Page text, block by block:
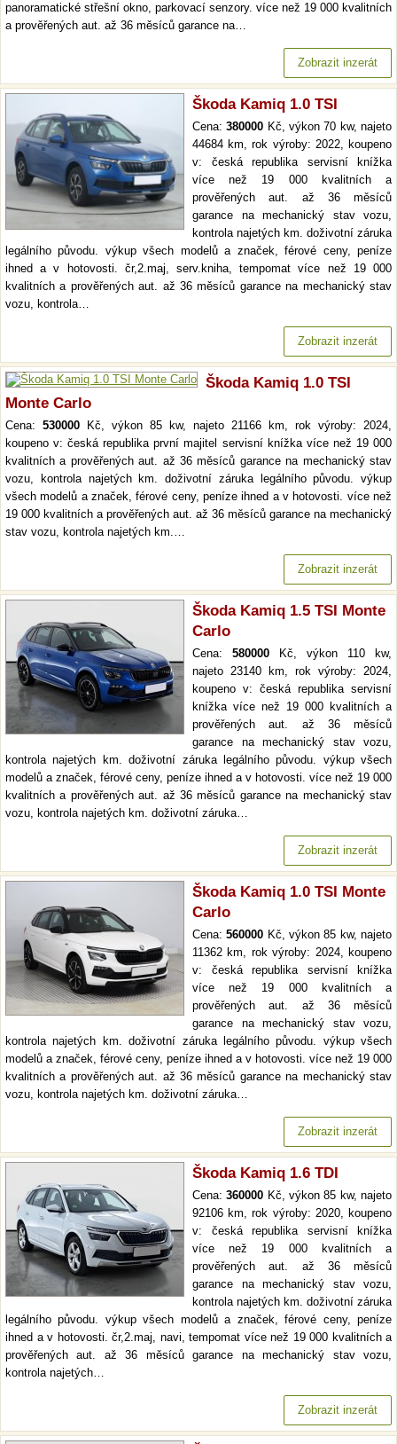
panoramatické střešní okno, parkovací senzory. více než 19 000 kvalitních
a prověřených aut. až 36 měsíců garance na…
Zobrazit inzerát
Škoda Kamiq 1.0 TSI
Cena:380000 Kč, výkon 70 kw, najeto
44684 km, rok výroby: 2022, koupeno
v: česká republika servisní knížka
více než 19 000 kvalitních a
prověřených aut. až 36 měsíců
garance na mechanický stav vozu,
kontrola najetých km. doživotní záruka
legálního původu. výkup všech modelů a značek, férové ceny, peníze
ihned a v hotovosti. čr,2.maj, serv.kniha, tempomat více než 19 000
kvalitních a prověřených aut. až 36 měsíců garance na mechanický stav
vozu, kontrola…
Zobrazit inzerát
Škoda Kamiq 1.0 TSI
Monte Carlo
Cena: 530000 Kč, výkon 85 kw, najeto 21166 km, rok výroby: 2024,
koupeno v: česká republika první majitel servisní knížka více než 19 000
kvalitních a prověřených aut. až 36 měsíců garance na mechanický stav
vozu, kontrola najetých km. doživotní záruka legálního původu. výkup
všech modelů a značek, férové ceny, peníze ihned a v hotovosti. více než
19 000 kvalitních a prověřených aut. až 36 měsíců garance na mechanický
stav vozu, kontrola najetých km.…
Zobrazit inzerát
Škoda Kamiq 1.5 TSI Monte
Carlo
Cena: 580000 Kč, výkon 110 kw,
najeto 23140 km, rok výroby: 2024,
koupeno v: česká republika servisní
knížka více než 19 000 kvalitních a
prověřených aut. až 36 měsíců
garance na mechanický stav vozu,
kontrola najetých km. doživotní záruka legálního původu. výkup všech
modelů a značek, férové ceny, peníze ihned a v hotovosti. více než 19 000
kvalitních a prověřených aut. až 36 měsíců garance na mechanický stav
vozu, kontrola najetých km. doživotní záruka…
Zobrazit inzerát
Škoda Kamiq 1.0 TSI Monte
Carlo
Cena:560000 Kč, výkon 85 kw, najeto
11362 km, rok výroby: 2024, koupeno
v: česká republika servisní knížka
více než 19 000 kvalitních a
prověřených aut. až 36 měsíců
garance na mechanický stav vozu,
kontrola najetých km. doživotní záruka legálního původu. výkup všech
modelů a značek, férové ceny, peníze ihned a v hotovosti. více než 19 000
kvalitních a prověřených aut. až 36 měsíců garance na mechanický stav
vozu, kontrola najetých km. doživotní záruka…
Zobrazit inzerát
Škoda Kamiq 1.6 TDI
Cena:360000 Kč, výkon 85 kw, najeto
92106 km, rok výroby: 2020, koupeno
v: česká republika servisní knížka
více než 19 000 kvalitních a
prověřených aut. až 36 měsíců
garance na mechanický stav vozu,
kontrola najetých km. doživotní záruka
legálního původu. výkup všech modelů a značek, férové ceny, peníze
ihned a v hotovosti. čr,2.maj, navi, tempomat více než 19 000 kvalitních a
prověřených aut. až 36 měsíců garance na mechanický stav vozu,
kontrola najetých…
Zobrazit inzerát